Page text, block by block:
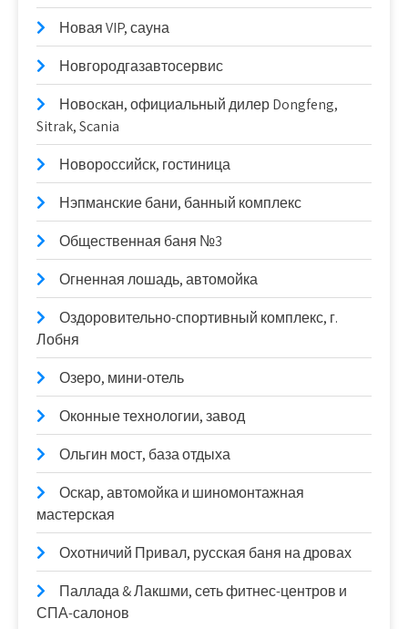
Новая VIP, сауна
Новгородгазавтосервис
Новоcкан, официальный дилер Dongfeng,
Sitrak, Scania
Новороссийск, гостиница
Нэпманские бани, банный комплекс
Общественная баня №3
Огненная лошадь, автомойка
Оздоровительно-спортивный комплекс, г.
Лобня
Озеро, мини-отель
Оконные технологии, завод
Ольгин мост, база отдыха
Оскар, автомойка и шиномонтажная
мастерская
Охотничий Привал, русская баня на дровах
Паллада & Лакшми, сеть фитнес-центров и
СПА-салонов